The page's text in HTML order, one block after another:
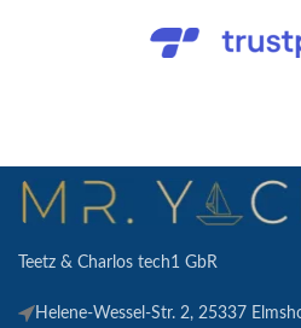
Teetz & Charlos tech1 GbR
Helene-Wessel-Str. 2, 25337